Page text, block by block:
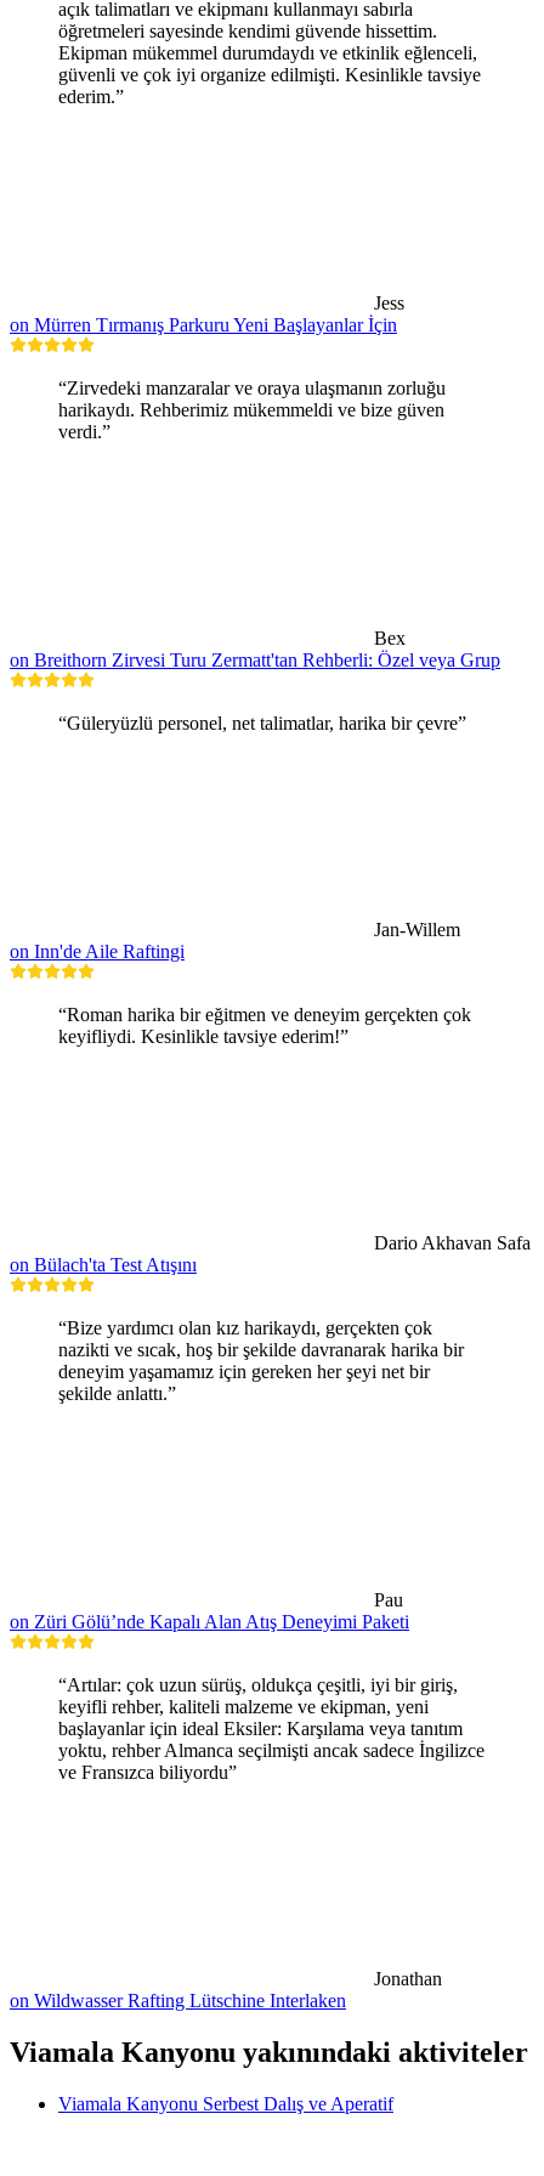
açık talimatları ve ekipmanı kullanmayı sabırla
öğretmeleri sayesinde kendimi güvende hissettim.
Ekipman mükemmel durumdaydı ve etkinlik eğlenceli,
güvenli ve çok iyi organize edilmişti. Kesinlikle tavsiye
ederim.”
Jess
on Mürren Tırmanış Parkuru Yeni Başlayanlar İçin
“Zirvedeki manzaralar ve oraya ulaşmanın zorluğu
harikaydı. Rehberimiz mükemmeldi ve bize güven
verdi.”
Bex
on Breithorn Zirvesi Turu Zermatt'tan Rehberli: Özel veya Grup
“Güleryüzlü personel, net talimatlar, harika bir çevre”
Jan-Willem
on Inn'de Aile Raftingi
“Roman harika bir eğitmen ve deneyim gerçekten çok
keyifliydi. Kesinlikle tavsiye ederim!”
Dario Akhavan Safa
on Bülach'ta Test Atışını
“Bize yardımcı olan kız harikaydı, gerçekten çok
nazikti ve sıcak, hoş bir şekilde davranarak harika bir
deneyim yaşamamız için gereken her şeyi net bir
şekilde anlattı.”
Pau
on Züri Gölü’nde Kapalı Alan Atış Deneyimi Paketi
“Artılar: çok uzun sürüş, oldukça çeşitli, iyi bir giriş,
keyifli rehber, kaliteli malzeme ve ekipman, yeni
başlayanlar için ideal Eksiler: Karşılama veya tanıtım
yoktu, rehber Almanca seçilmişti ancak sadece İngilizce
ve Fransızca biliyordu”
Jonathan
on Wildwasser Rafting Lütschine Interlaken
Viamala Kanyonu yakınındaki aktiviteler
Viamala Kanyonu Serbest Dalış ve Aperatif